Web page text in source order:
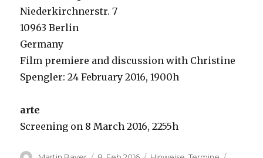
Niederkirchnerstr. 7
10963 Berlin
Germany
Film premiere and discussion with Christine
Spengler: 24 February 2016, 1900h
arte
Screening on 8 March 2016, 2255h
Author
Posted
Categories